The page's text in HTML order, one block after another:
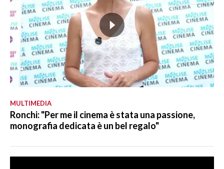
MULTIMEDIA
Ronchi: "Per me il cinema è stata una passione,
monografia dedicata è un bel regalo"